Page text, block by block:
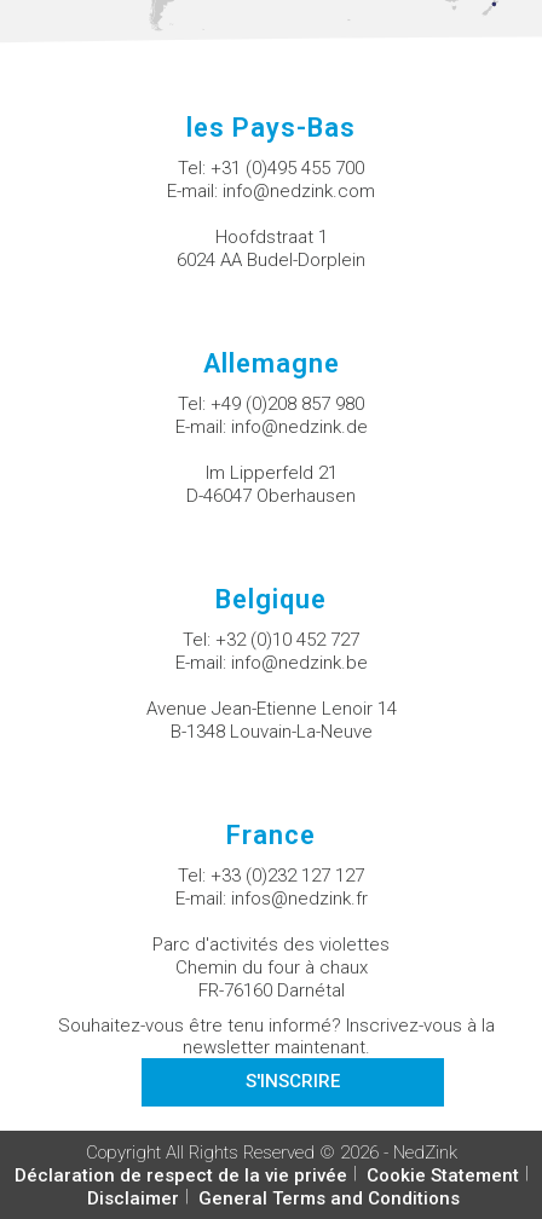
les Pays-Bas
Tel: +31 (0)495 455 700
E-mail: info@nedzink.com
Hoofdstraat 1
6024 AA Budel-Dorplein
Allemagne
Tel: +49 (0)208 857 980
E-mail: info@nedzink.de
Im Lipperfeld 21
D-46047 Oberhausen
Belgique
Tel: +32 (0)10 452 727
E-mail: info@nedzink.be
Avenue Jean-Etienne Lenoir 14
B-1348 Louvain-La-Neuve
France
Tel: +33 (0)232 127 127
E-mail: infos@nedzink.fr
Parc d'activités des violettes
Chemin du four à chaux
FR-76160 Darnétal
Souhaitez-vous être tenu informé? Inscrivez-vous à la
newsletter maintenant.
S'INSCRIRE
Copyright All Rights Reserved © 2026 - NedZink
Déclaration de respect de la vie privée
Cookie Statement
Disclaimer
General Terms and Conditions